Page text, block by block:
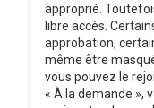
approprié.
libre accès.
approbation,
même être
vous pouvez le
« À la demande »,